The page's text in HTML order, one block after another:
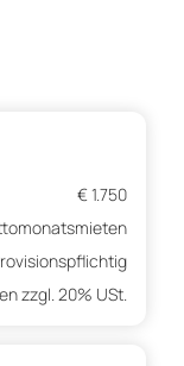
€ 1.750
zzgl. 20% USt.